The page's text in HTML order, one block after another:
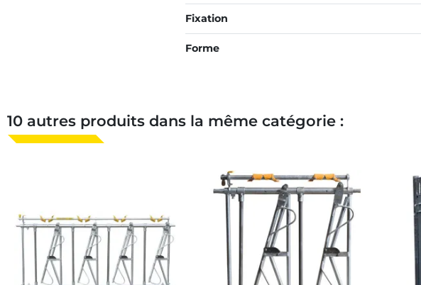
Fixation
Forme
10 autres produits dans la même catégorie :